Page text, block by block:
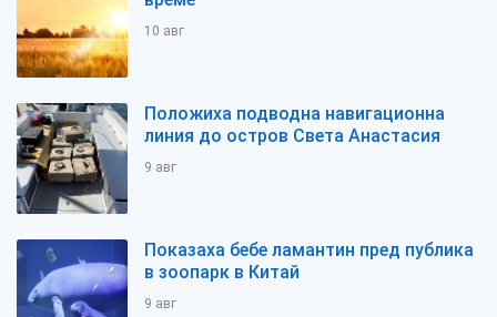
10 авг
Положиха подводна навигационна
линия до остров Света Анастасия
9 авг
Показаха бебе ламантин пред публика
в зоопарк в Китай
9 авг